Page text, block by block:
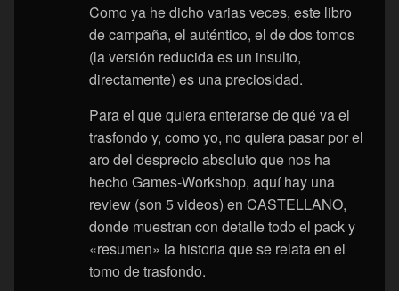
Como ya he dicho varias veces, este libro
de campaña, el auténtico, el de dos tomos
(la versión reducida es un insulto,
directamente) es una preciosidad.
Para el que quiera enterarse de qué va el
trasfondo y, como yo, no quiera pasar por el
aro del desprecio absoluto que nos ha
hecho Games-Workshop, aquí hay una
review (son 5 videos) en CASTELLANO,
donde muestran con detalle todo el pack y
«resumen» la historia que se relata en el
tomo de trasfondo.